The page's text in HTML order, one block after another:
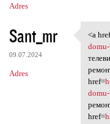
Adres
Sant_mr
09.07.2024
Adres
<a
<a
domu-
href=
domu-
href=